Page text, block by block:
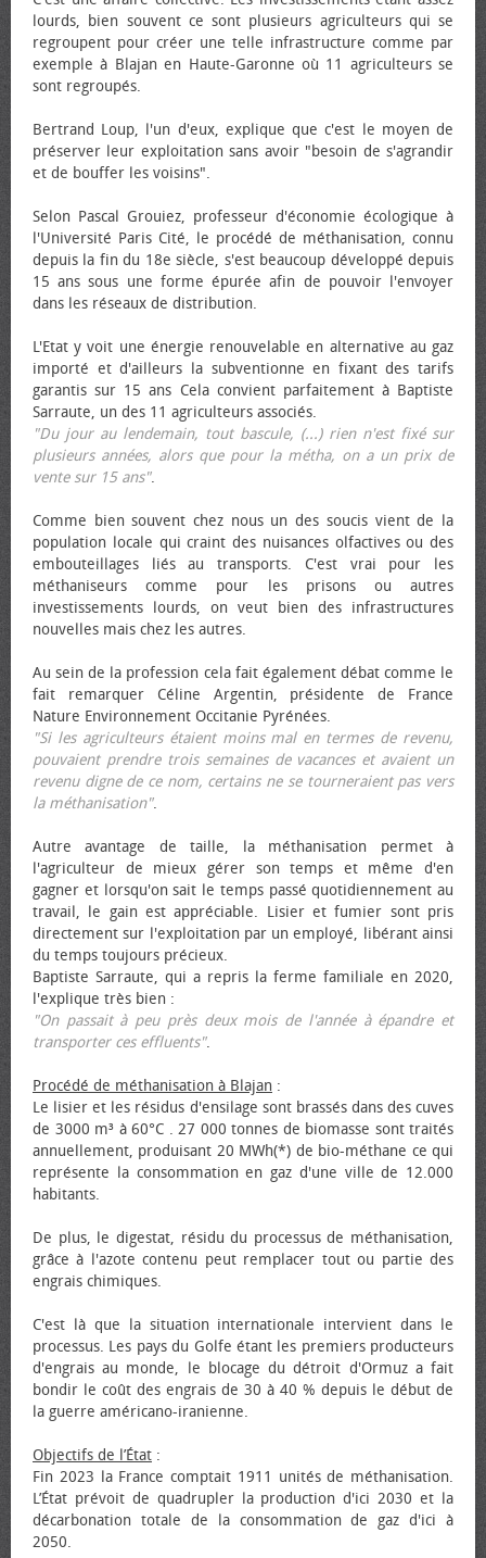
lourds, bien souvent ce sont plusieurs agriculteurs qui se
regroupent pour créer une telle infrastructure comme par
exemple à Blajan en Haute-Garonne où 11 agriculteurs se
sont regroupés.
Bertrand Loup, l'un d'eux, explique que c'est le moyen de
préserver leur exploitation sans avoir "besoin de s'agrandir
et de bouffer les voisins".
Selon Pascal Grouiez, professeur d'économie écologique à
l'Université Paris Cité, le procédé de méthanisation, connu
depuis la fin du 18e siècle, s'est beaucoup développé depuis
15 ans sous une forme épurée afin de pouvoir l'envoyer
dans les réseaux de distribution.
L'Etat y voit une énergie renouvelable en alternative au gaz
importé et d'ailleurs la subventionne en fixant des tarifs
garantis sur 15 ans Cela convient parfaitement à Baptiste
Sarraute, un des 11 agriculteurs associés.
"Du jour au lendemain, tout bascule, (...) rien n'est fixé sur
plusieurs années, alors que pour la métha, on a un prix de
vente sur 15 ans".
Comme bien souvent chez nous un des soucis vient de la
population locale qui craint des nuisances olfactives ou des
embouteillages liés au transports. C'est vrai pour les
méthaniseurs comme pour les prisons ou autres
investissements lourds, on veut bien des infrastructures
nouvelles mais chez les autres.
Au sein de la profession cela fait également débat comme le
fait remarquer Céline Argentin, présidente de France
Nature Environnement Occitanie Pyrénées.
"Si les agriculteurs étaient moins mal en termes de revenu,
pouvaient prendre trois semaines de vacances et avaient un
revenu digne de ce nom, certains ne se tourneraient pas vers
la méthanisation".
Autre avantage de taille, la méthanisation permet à
l'agriculteur de mieux gérer son temps et même d'en
gagner et lorsqu'on sait le temps passé quotidiennement au
travail, le gain est appréciable. Lisier et fumier sont pris
directement sur l'exploitation par un employé, libérant ainsi
du temps toujours précieux.
Baptiste Sarraute, qui a repris la ferme familiale en 2020,
l'explique très bien :
"On passait à peu près deux mois de l'année à épandre et
transporter ces effluents".
Procédé de méthanisation à Blajan :
Le lisier et les résidus d'ensilage sont brassés dans des cuves
de 3000 m³ à 60°C . 27 000 tonnes de biomasse sont traités
annuellement, produisant 20 MWh(*) de bio-méthane ce qui
représente la consommation en gaz d'une ville de 12.000
habitants.
De plus, le digestat, résidu du processus de méthanisation,
grâce à l'azote contenu peut remplacer tout ou partie des
engrais chimiques.
C'est là que la situation internationale intervient dans le
processus. Les pays du Golfe étant les premiers producteurs
d'engrais au monde, le blocage du détroit d'Ormuz a fait
bondir le coût des engrais de 30 à 40 % depuis le début de
la guerre américano-iranienne.
Objectifs de l’État :
Fin 2023 la France comptait 1911 unités de méthanisation.
L’État prévoit de quadrupler la production d'ici 2030 et la
décarbonation totale de la consommation de gaz d'ici à
2050.